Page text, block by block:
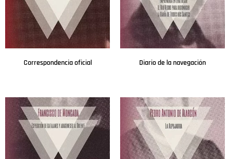
Correspondencia oficial Diario de la navegación